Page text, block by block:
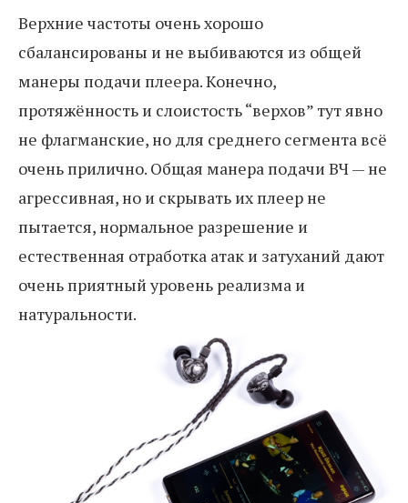
Верхние частоты очень хорошо
сбалансированы и не выбиваются из общей
манеры подачи плеера. Конечно,
протяжённость и слоистость “верхов” тут явно
не флагманские, но для среднего сегмента всё
очень прилично. Общая манера подачи ВЧ — не
агрессивная, но и скрывать их плеер не
пытается, нормальное разрешение и
естественная отработка атак и затуханий дают
очень приятный уровень реализма и
натуральности.